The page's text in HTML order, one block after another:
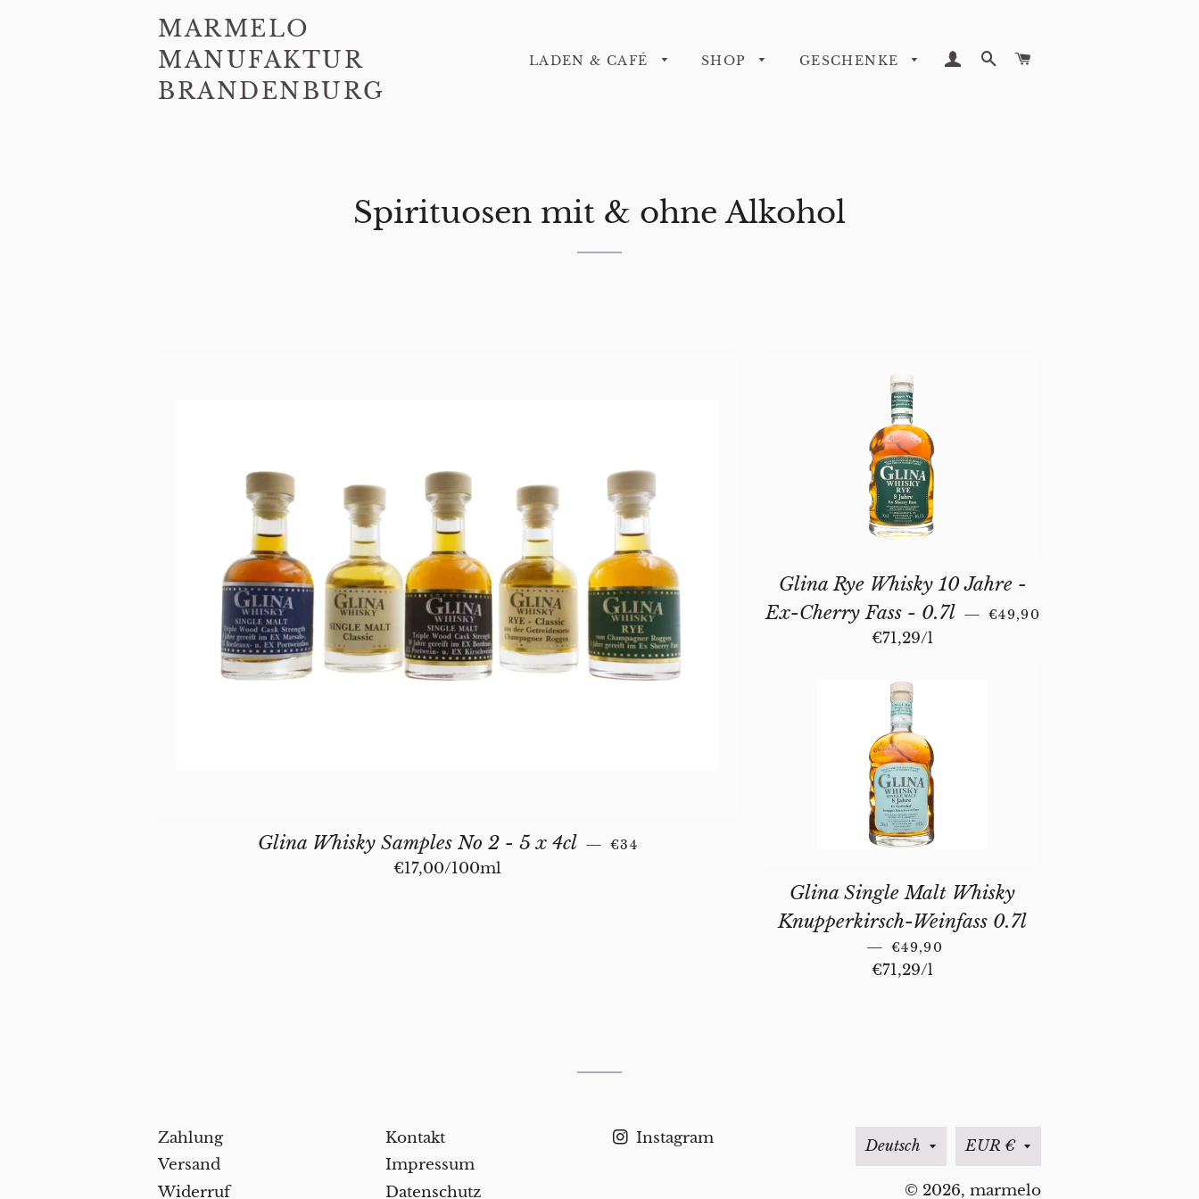
MARMELO
MANUFAKTUR
BRANDENBURG
LADEN & CAFÉ SHOP GESCHENKE EINLOGGEN
SUCHE
Spirituosen mit & ohne Alkohol
Glina Whisky Samples No 2 - 5 x 4cl — NORMALER PREIS
€34
Stückpreis
€17,00/pro
100ml
Glina Rye Whisky 10 Jahre -
Ex-Cherry Fass - 0.7l — NORMALER PREIS
€49,90
Stückpreis
€71,29/pro
l
Glina Single Malt Whisky
Knupperkirsch-Weinfass 0.7l
— NORMALER PREIS
€49,90
Stückpreis
€71,29/pro
l
Zahlung
Versand
Widerruf
Kontakt
Impressum
Datenschutz
Instagram Sprache
Deutsch Währung
EUR €
© 2026, marmelo